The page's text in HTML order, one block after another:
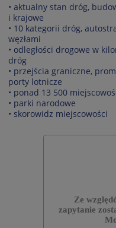
• aktualny stan dróg,
i krajowe
• 10 kategorii dróg,
węzłami
• odległości drogowe w
dróg
• przejścia graniczne,
porty lotnicze
• ponad 13 500
• parki narodowe
• skorowidz miejscowości